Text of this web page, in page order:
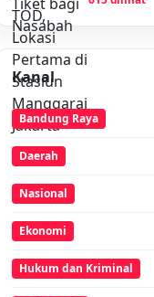
Kanal
Bandung Raya
Daerah
Nasional
Ekonomi
Hukum dan Kriminal